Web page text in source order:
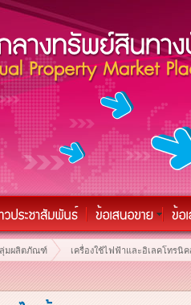
มผลิตภัณฑ์ เครื่องใช้ไฟฟ้าและอิเลคโทรนิ